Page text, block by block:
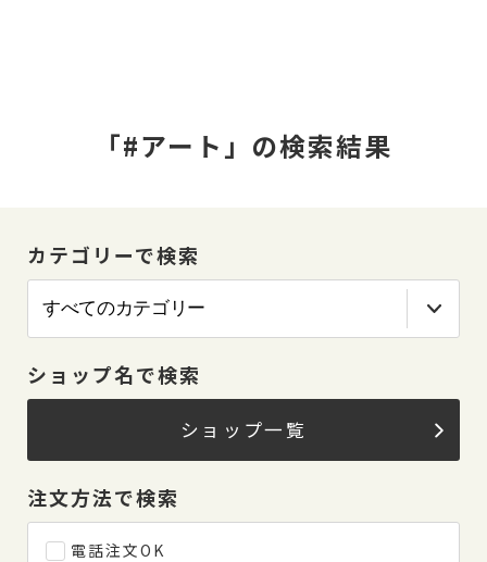
「#アート」の検索結果
カテゴリーで検索
ショップ名で検索
ショップ一覧
注文方法で検索
電話注文OK